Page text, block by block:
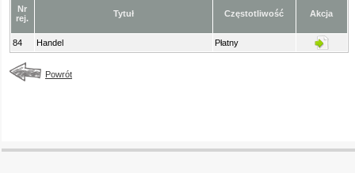
Nr
rej.
Tytuł Częstotliwość Akcja
84 Handel Płatny
Powrót